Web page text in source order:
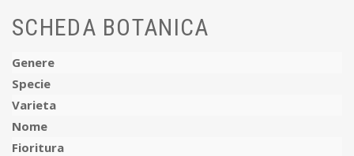
SCHEDA BOTANICA
Genere
Specie
Varieta
Nome
Fioritura